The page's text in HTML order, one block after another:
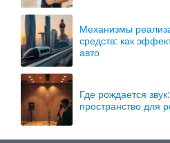
Механизмы
средств: как
авто
Где рождается
пространство для